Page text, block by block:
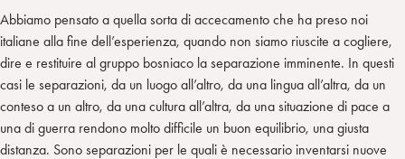
Abbiamo pensato a quella sorta di accecamento che ha preso noi
italiane alla fine dell’esperienza, quando non siamo riuscite a cogliere,
dire e restituire al gruppo bosniaco la separazione imminente. In questi
casi le separazioni, da un luogo all’altro, da una lingua all’altra, da un
conteso a un altro, da una cultura all’altra, da una situazione di pace a
una di guerra rendono molto difficile un buon equilibrio, una giusta
distanza. Sono separazioni per le quali è necessario inventarsi nuove